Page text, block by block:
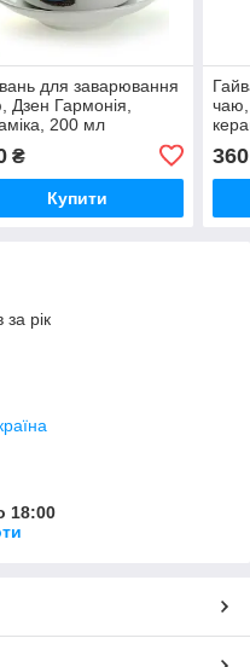
для заварювання
Дзен Гармонія,
200 мл
₴
Купити
чаю,
360
за рік
18:00